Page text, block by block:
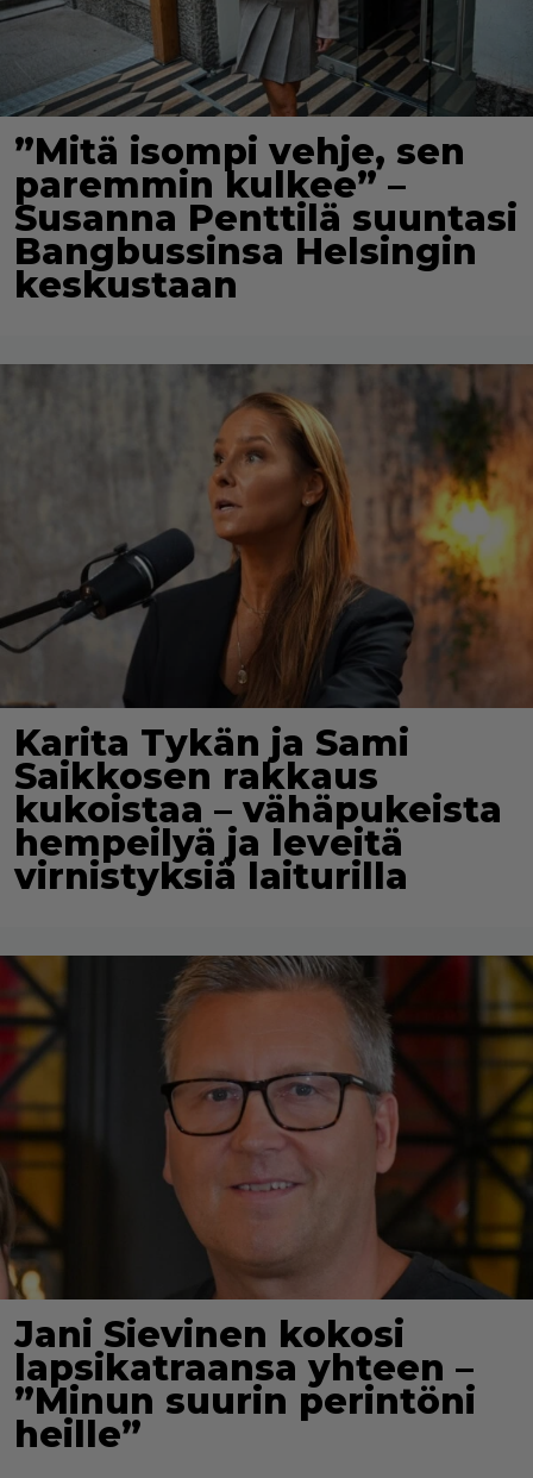
”Mitä isompi vehje, sen
paremmin kulkee” –
Susanna Penttilä suuntasi
Bangbussinsa Helsingin
keskustaan
Karita Tykän ja Sami
Saikkosen rakkaus
kukoistaa – vähäpukeista
hempeilyä ja leveitä
virnistyksiä laiturilla
Jani Sievinen kokosi
lapsikatraansa yhteen –
”Minun suurin perintöni
heille”